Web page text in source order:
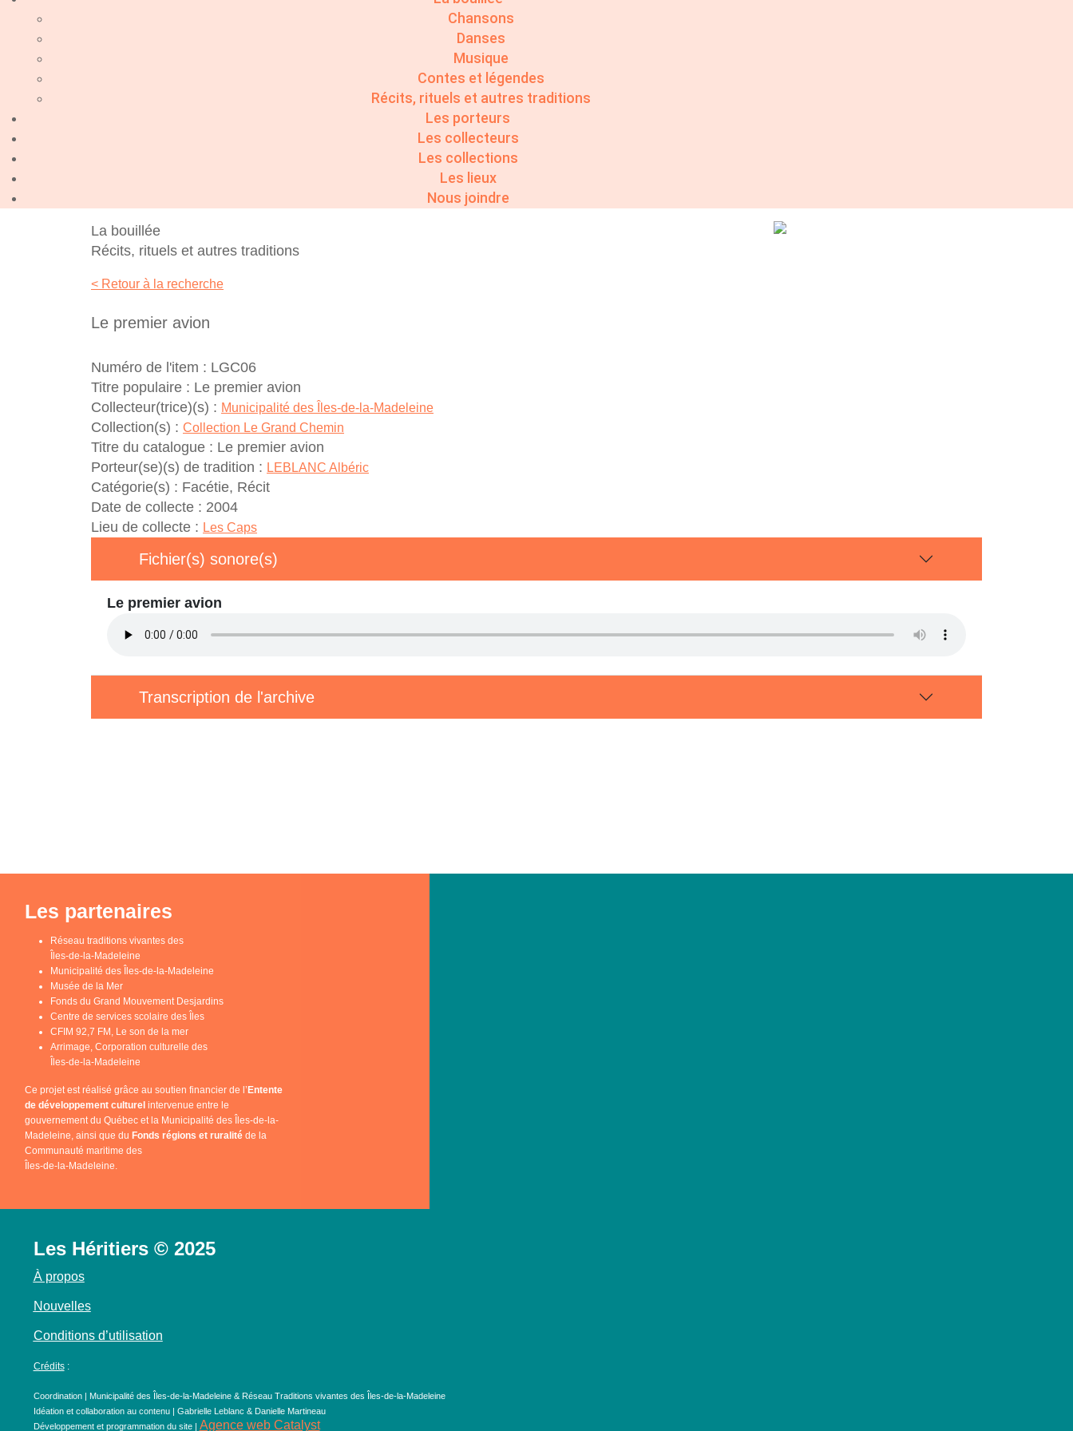
Chansons
Danses
Musique
Contes et légendes
Récits, rituels et autres traditions
Les porteurs
Les collecteurs
Les collections
Les lieux
Nous joindre
La bouillée
Récits, rituels et autres traditions
< Retour à la recherche
Le premier avion
Numéro de l'item : LGC06
Titre populaire : Le premier avion
Collecteur(trice)(s) : Municipalité des Îles-de-la-Madeleine
Collection(s) : Collection Le Grand Chemin
Titre du catalogue : Le premier avion
Porteur(se)(s) de tradition : LEBLANC Albéric
Catégorie(s) : Facétie, Récit
Date de collecte : 2004
Lieu de collecte : Les Caps
Fichier(s) sonore(s)
Le premier avion
Transcription de l'archive
Les partenaires
Réseau traditions vivantes des
Îles-de-la-Madeleine
Municipalité des Îles-de-la-Madeleine
Musée de la Mer
Fonds du Grand Mouvement Desjardins
Centre de services scolaire des Îles
CFIM 92,7 FM, Le son de la mer
Arrimage, Corporation culturelle des
Îles-de-la-Madeleine
Ce projet est réalisé grâce au soutien financier de l’Entente
de développement culturel intervenue entre le
gouvernement du Québec et la Municipalité des Îles-de-la-
Madeleine, ainsi que du Fonds régions et ruralité de la
Communauté maritime des
Îles-de-la-Madeleine.
Les Héritiers © 2025
À propos
Nouvelles
Conditions d’utilisation
Crédits:
Coordination | Municipalité des Îles-de-la-Madeleine & Réseau Traditions vivantes des Îles-de-la-Madeleine
Idéation et collaboration au contenu | Gabrielle Leblanc & Danielle Martineau
Développement et programmation du site | Agence web Catalyst